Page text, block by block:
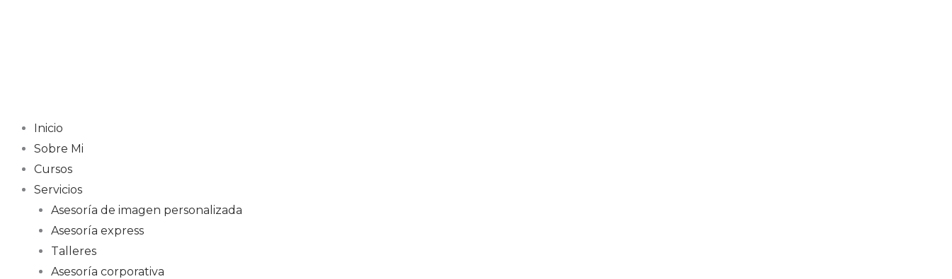
Inicio
Sobre Mi
Cursos
Servicios
Asesoría de imagen personalizada
Asesoría express
Talleres
Asesoría corporativa